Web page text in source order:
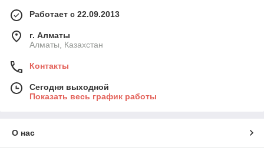
Работает с 22.09.2013
г. Алматы
Алматы, Казахстан
Контакты
Сегодня выходной
Показать весь график работы
О нас